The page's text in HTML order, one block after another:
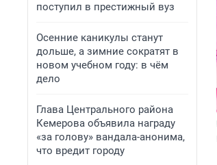
поступил в престижный вуз
Осенние каникулы станут
дольше, а зимние сократят в
новом учебном году: в чём
дело
Глава Центрального района
Кемерова объявила награду
«за голову» вандала-анонима,
что вредит городу